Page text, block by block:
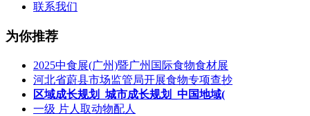
联系我们
为你推荐
2025中食展(广州)暨广州国际食物食材展
河北省蔚县市场监管局开展食物专项查抄
区域成长规划_城市成长规划_中国地域(
一级 片人取动物配人